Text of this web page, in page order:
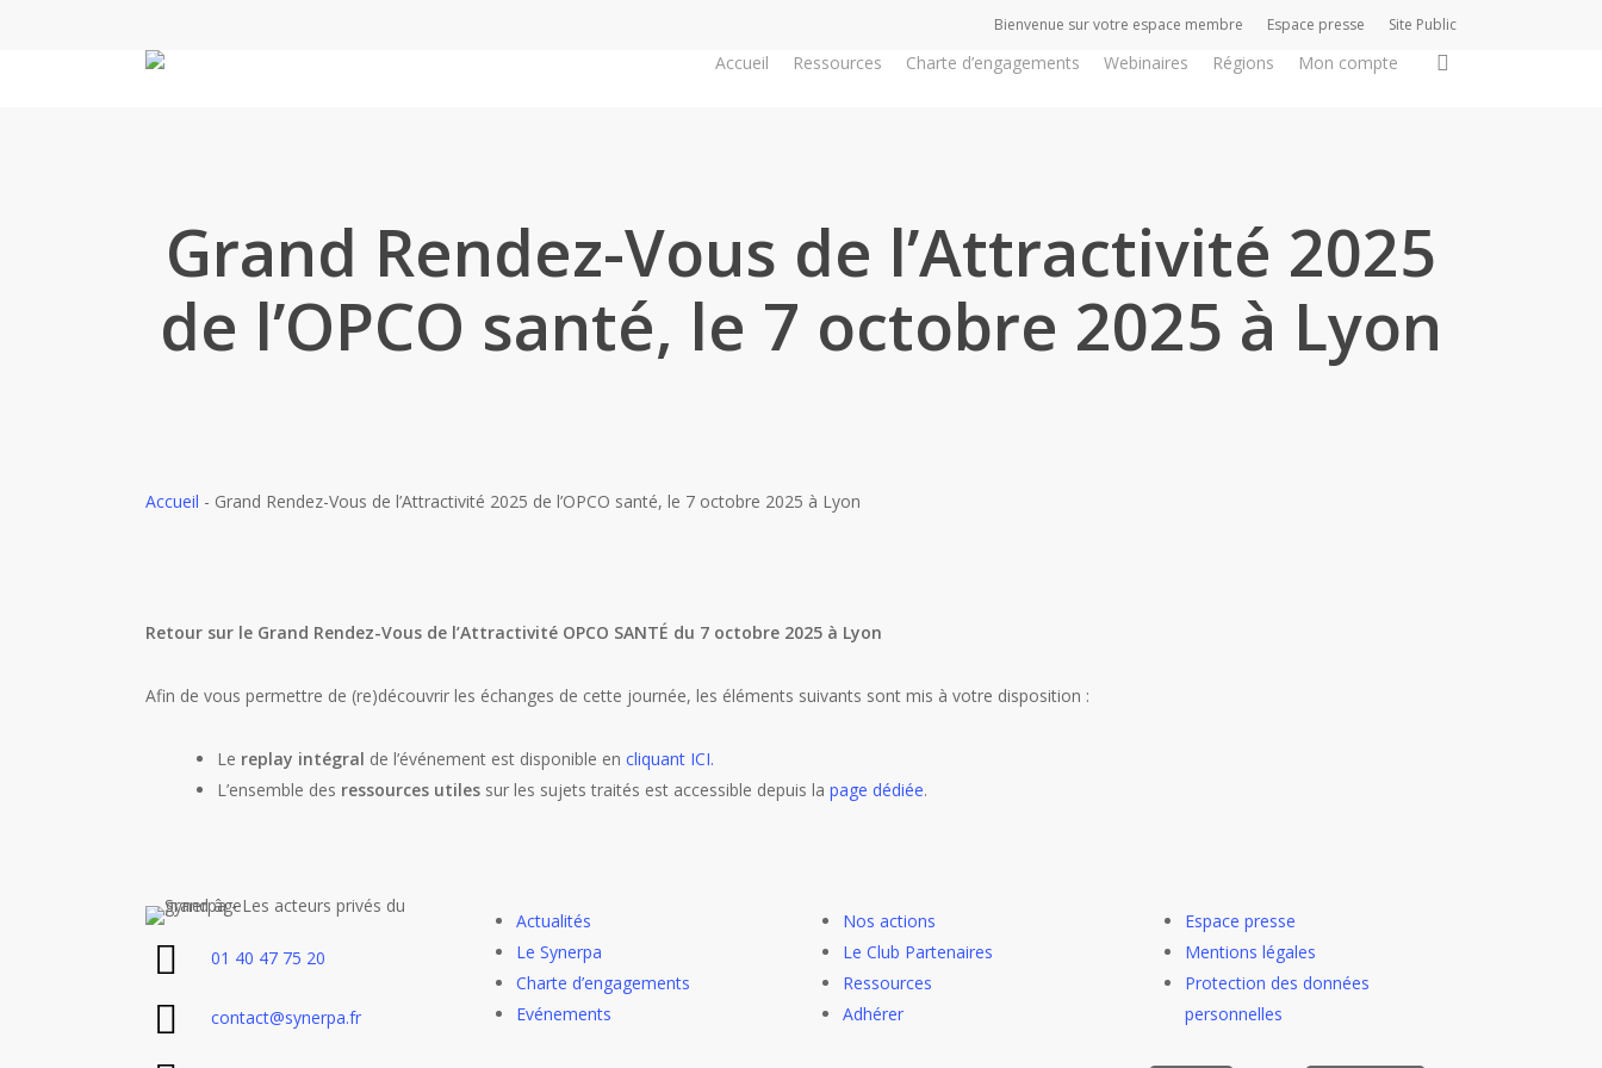
Bienvenue sur votre espace membre Espace presse Site Public
Accueil Ressources Charte d’engagements Webinaires Régions Mon compte
Grand Rendez-Vous de l’Attractivité 2025
de l’OPCO santé, le 7 octobre 2025 à Lyon
Accueil - Grand Rendez-Vous de l’Attractivité 2025 de l’OPCO santé, le 7 octobre 2025 à Lyon
Retour sur le Grand Rendez-Vous de l’Attractivité OPCO SANTÉ du 7 octobre 2025 à Lyon
Afin de vous permettre de (re)découvrir les échanges de cette journée, les éléments suivants sont mis à votre disposition :
Le replay intégral de l’événement est disponible en cliquant ICI.
L’ensemble des ressources utiles sur les sujets traités est accessible depuis la page dédiée.
01 40 47 75 20
contact@synerpa.fr
Actualités
Le Synerpa
Charte d’engagements
Evénements
Nos actions
Le Club Partenaires
Ressources
Adhérer
Espace presse
Mentions légales
Protection des données
personnelles